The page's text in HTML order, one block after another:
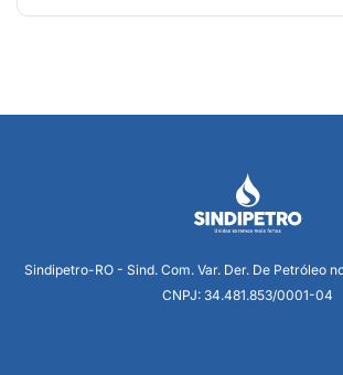
Sindipetro-RO - Sind. Com. Var. Der. De Petróleo
CNPJ: 34.481.853/0001-04